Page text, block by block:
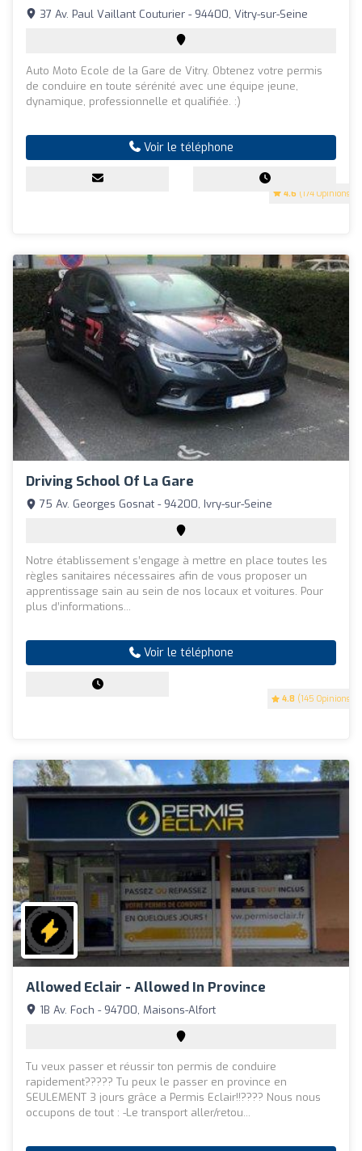
4.6 (174 Opinions)
37 Av. Paul Vaillant Couturier - 94400, Vitry-sur-Seine
Auto Moto Ecole de la Gare de Vitry. Obtenez votre permis
de conduire en toute sérénité avec une équipe jeune,
dynamique, professionnelle et qualifiée. :)
Voir le téléphone
Driving School Of La Gare
4.8 (145 Opinions)
75 Av. Georges Gosnat - 94200, Ivry-sur-Seine
Notre établissement s’engage à mettre en place toutes les
règles sanitaires nécessaires afin de vous proposer un
apprentissage sain au sein de nos locaux et voitures. Pour
plus d’informations...
Voir le téléphone
Allowed Eclair - Allowed In Province
1B Av. Foch - 94700, Maisons-Alfort
Tu veux passer et réussir ton permis de conduire
rapidement????? Tu peux le passer en province en
SEULEMENT 3 jours grâce a Permis Eclair!!???? Nous nous
occupons de tout : -Le transport aller/retou...